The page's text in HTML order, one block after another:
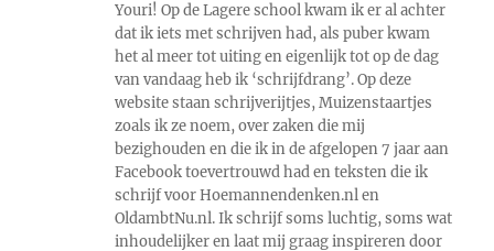
Youri! Op de Lagere school kwam ik er al achter
dat ik iets met schrijven had, als puber kwam
het al meer tot uiting en eigenlijk tot op de dag
van vandaag heb ik ‘schrijfdrang’. Op deze
website staan schrijverijtjes, Muizenstaartjes
zoals ik ze noem, over zaken die mij
bezighouden en die ik in de afgelopen 7 jaar aan
Facebook toevertrouwd had en teksten die ik
schrijf voor Hoemannendenken.nl en
OldambtNu.nl. Ik schrijf soms luchtig, soms wat
inhoudelijker en laat mij graag inspireren door